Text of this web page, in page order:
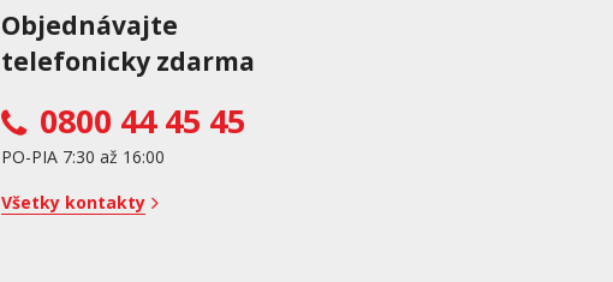
Objednávajte
telefonicky zdarma
0800 44 45 45
PO-PIA 7:30 až 16:00
Všetky kontakty